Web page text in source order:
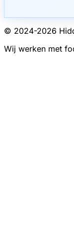
© 2024-2026
Wij werken met